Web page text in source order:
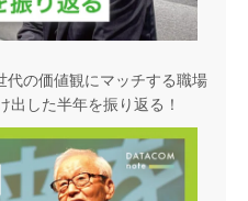
代の価値観にマッチする職場
出した半年を振り返る！